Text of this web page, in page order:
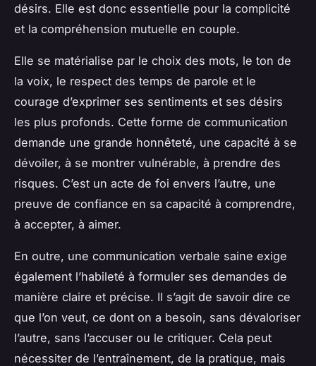
désirs. Elle est donc essentielle pour la complicité
et la compréhension mutuelle en couple.
Elle se matérialise par le choix des mots, le ton de
la voix, le respect des temps de parole et le
courage d’exprimer ses sentiments et ses désirs
les plus profonds. Cette forme de communication
demande une grande honnêteté, une capacité à se
dévoiler, à se montrer vulnérable, à prendre des
risques. C’est un acte de foi envers l’autre, une
preuve de confiance en sa capacité à comprendre,
à accepter, à aimer.
En outre, une communication verbale saine exige
également l’habileté à formuler ses demandes de
manière claire et précise. Il s’agit de savoir dire ce
que l’on veut, ce dont on a besoin, sans dévaloriser
l’autre, sans l’accuser ou le critiquer. Cela peut
nécessiter de l’entraînement, de la pratique, mais